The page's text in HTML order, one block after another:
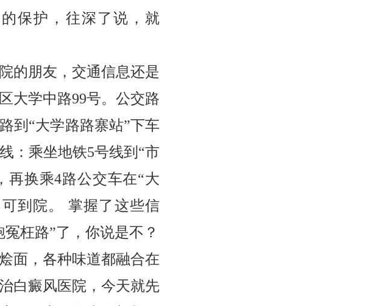
保护，往深了说，就
的朋友，交通信息还是
大学中路99号。公交路
到“大学路路寨站”下车
：乘坐地铁5号线到“市
再换乘4路公交车在“大
到院。 掌握了这些信
枉路”了，你说是不？
面，各种味道都融合在
白癜风医院，今天就先